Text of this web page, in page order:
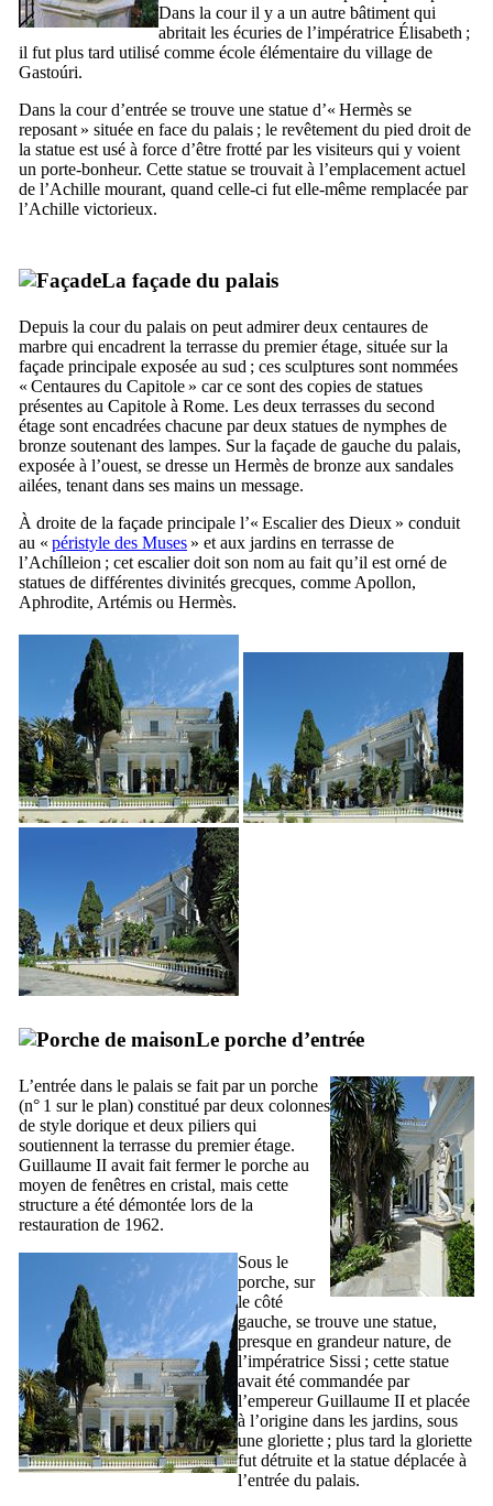
Dans la cour il y a un autre bâtiment qui
abritait les écuries de l’impératrice Élisabeth ;
il fut plus tard utilisé comme école élémentaire du village de
Gastoúri.
Dans la cour d’entrée se trouve une statue d’« Hermès se
reposant » située en face du palais ; le revêtement du pied droit de
la statue est usé à force d’être frotté par les visiteurs qui y voient
un porte-bonheur. Cette statue se trouvait à l’emplacement actuel
de l’Achille mourant, quand celle-ci fut elle-même remplacée par
l’Achille victorieux.
La façade du palais
Depuis la cour du palais on peut admirer deux centaures de
marbre qui encadrent la terrasse du premier étage, située sur la
façade principale exposée au sud ; ces sculptures sont nommées
« Centaures du Capitole » car ce sont des copies de statues
présentes au Capitole à Rome. Les deux terrasses du second
étage sont encadrées chacune par deux statues de nymphes de
bronze soutenant des lampes. Sur la façade de gauche du palais,
exposée à l’ouest, se dresse un Hermès de bronze aux sandales
ailées, tenant dans ses mains un message.
À droite de la façade principale l’« Escalier des Dieux » conduit
au « péristyle des Muses » et aux jardins en terrasse de
l’Achílleion ; cet escalier doit son nom au fait qu’il est orné de
statues de différentes divinités grecques, comme Apollon,
Aphrodite, Artémis ou Hermès.
Le porche d’entrée
L’entrée dans le palais se fait par un porche
(n° 1 sur le plan) constitué par deux colonnes
de style dorique et deux piliers qui
soutiennent la terrasse du premier étage.
Guillaume II avait fait fermer le porche au
moyen de fenêtres en cristal, mais cette
structure a été démontée lors de la
restauration de 1962.
Sous le
porche, sur
le côté
gauche, se trouve une statue,
presque en grandeur nature, de
l’impératrice Sissi ; cette statue
avait été commandée par
l’empereur Guillaume II et placée
à l’origine dans les jardins, sous
une gloriette ; plus tard la gloriette
fut détruite et la statue déplacée à
l’entrée du palais.